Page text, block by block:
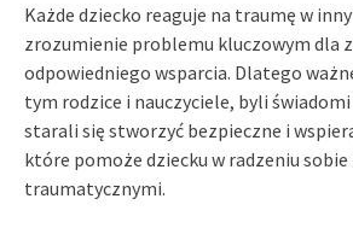
Każde dziecko reaguje na traumę w
zrozumienie problemu kluczowym dla
odpowiedniego wsparcia. Dlatego
tym rodzice i nauczyciele, byli
starali się stworzyć bezpieczne i
które pomoże dziecku w radzeniu
traumatycznymi.